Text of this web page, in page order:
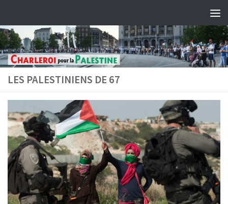
LES PALESTINIENS DE 67